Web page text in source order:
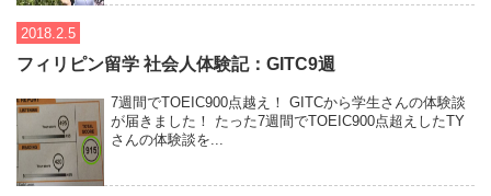
2018.2.5
フィリピン留学 社会人体験記：GITC9週
7週間でTOEIC900点越え！ GITCから学生さんの体験談
が届きました！ たった7週間でTOEIC900点超えしたTY
さんの体験談を...